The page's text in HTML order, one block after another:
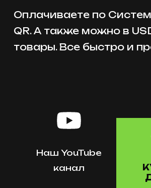
Оплачиваете по
QR. А также можно в
товары. Все быстро и
Наш YouTube
канал